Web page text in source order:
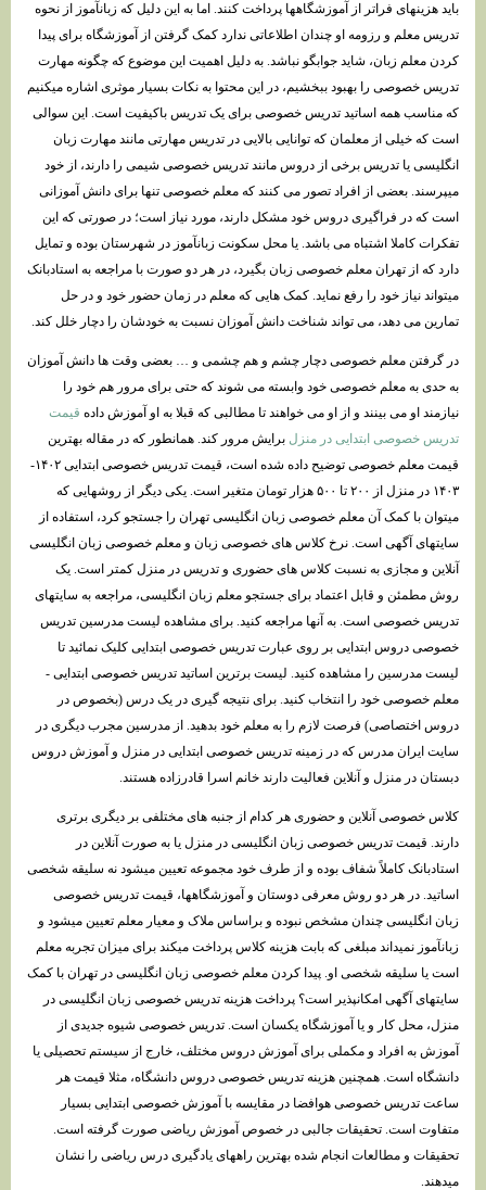
باید هزینهای فراتر از آموزشگاهها پرداخت کنند. اما به این دلیل که زبانآموز از نحوه
تدریس معلم و رزومه او چندان اطلاعاتی ندارد کمک گرفتن از آموزشگاه برای پیدا
کردن معلم زبان، شاید جوابگو نباشد. به دلیل اهمیت این موضوع که چگونه مهارت
تدریس خصوصی را بهبود ببخشیم، در این محتوا به نکات بسیار موثری اشاره میکنیم
که مناسب همه اساتید تدریس خصوصی برای یک تدریس باکیفیت است. این سوالی
است که خیلی از معلمان که توانایی بالایی در تدریس مهارتی مانند مهارت زبان
انگلیسی یا تدریس برخی از دروس مانند تدریس خصوصی شیمی را دارند، از خود
میپرسند. بعضی از افراد تصور می کنند که معلم خصوصی تنها برای دانش آموزانی
است که در فراگیری دروس خود مشکل دارند، مورد نیاز است؛ در صورتی که این
تفکرات کاملا اشتباه می باشد. یا محل سکونت زبانآموز در شهرستان بوده و تمایل
دارد که از تهران معلم خصوصی زبان بگیرد، در هر دو صورت با مراجعه به استادبانک
میتواند نیاز خود را رفع نماید. کمک هایی که معلم در زمان حضور خود و در حل
تمارین می دهد، می تواند شناخت دانش آموزان نسبت به خودشان را دچار خلل کند.
در گرفتن معلم خصوصی دچار چشم و هم چشمی و … بعضی وقت ها دانش آموزان
به حدی به معلم خصوصی خود وابسته می شوند که حتی برای مرور هم خود را
نیازمند او می بینند و از او می خواهند تا مطالبی که قبلا به او آموزش داده قیمت
تدریس خصوصی ابتدایی در منزل برایش مرور کند. همانطور که در مقاله بهترین
قیمت معلم خصوصی توضیح داده شده است، قیمت تدریس خصوصی ابتدایی ۱۴۰۲-
۱۴۰۳ در منزل از ۲۰۰ تا ۵۰۰ هزار تومان متغیر است. یکی دیگر از روشهایی که
میتوان با کمک آن معلم خصوصی زبان انگلیسی تهران را جستجو کرد، استفاده از
سایتهای آگهی است. نرخ کلاس های خصوصی زبان و معلم خصوصی زبان انگلیسی
آنلاین و مجازی به نسبت کلاس های حضوری و تدریس در منزل کمتر است. یک
روش مطمئن و قابل اعتماد برای جستجو معلم زبان انگلیسی، مراجعه به سایتهای
تدریس خصوصی است. به آنها مراجعه کنید. برای مشاهده لیست مدرسین تدریس
خصوصی دروس ابتدایی بر روی عبارت تدریس خصوصی ابتدایی کلیک نمائید تا
لیست مدرسین را مشاهده کنید. لیست برترین اساتید تدریس خصوصی ابتدایی -
معلم خصوصی خود را انتخاب کنید. برای نتیجه گیری در یک درس (بخصوص در
دروس اختصاصی) فرصت لازم را به معلم خود بدهید. از مدرسین مجرب دیگری در
سایت ایران مدرس که در زمینه تدریس خصوصی ابتدایی در منزل و آموزش دروس
دبستان در منزل و آنلاین فعالیت دارند خانم اسرا قادرزاده هستند.
کلاس خصوصی آنلاین و حضوری هر کدام از جنبه های مختلفی بر دیگری برتری
دارند. قیمت تدریس خصوصی زبان انگلیسی در منزل یا به صورت آنلاین در
استادبانک کاملاً شفاف بوده و از طرف خود مجموعه تعیین میشود نه سلیقه شخصی
اساتید. در هر دو روش معرفی دوستان و آموزشگاهها، قیمت تدریس خصوصی
زبان انگلیسی چندان مشخص نبوده و براساس ملاک و معیار معلم تعیین میشود و
زبانآموز نمیداند مبلغی که بابت هزینه کلاس پرداخت میکند برای میزان تجربه معلم
است یا سلیقه شخصی او. پیدا کردن معلم خصوصی زبان انگلیسی در تهران با کمک
سایتهای آگهی امکانپذیر است؟ پرداخت هزینه تدریس خصوصی زبان انگلیسی در
منزل، محل کار و یا آموزشگاه یکسان است. تدریس خصوصی شیوه جدیدی از
آموزش به افراد و مکملی برای آموزش دروس مختلف، خارج از سیستم تحصیلی یا
دانشگاه است. همچنین هزینه تدریس خصوصی دروس دانشگاه، مثلا قیمت هر
ساعت تدریس خصوصی هوافضا در مقایسه با آموزش خصوصی ابتدایی بسیار
متفاوت است. تحقیقات جالبی در خصوص آموزش ریاضی صورت گرفته است.
تحقیقات و مطالعات انجام شده بهترین راههای یادگیری درس ریاضی را نشان
میدهند.